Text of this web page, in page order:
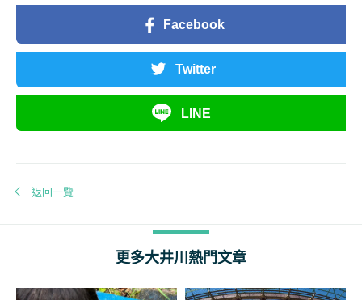
Facebook
Twitter
LINE
返回一覽
更多大井川熱門文章